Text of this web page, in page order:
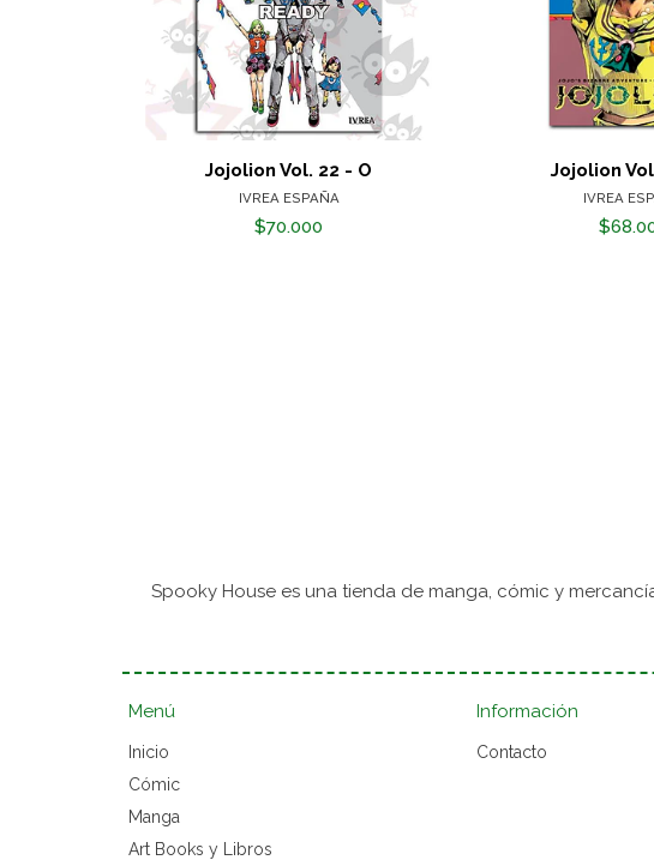
Jojolion Vol. 22 - O
IVREA ESPAÑA
$70.000
Jojolion
IVREA
Spooky House es una tienda de manga, cómic y
Menú
Inicio
Cómic
Manga
Art Books y Libros
Información
Contacto